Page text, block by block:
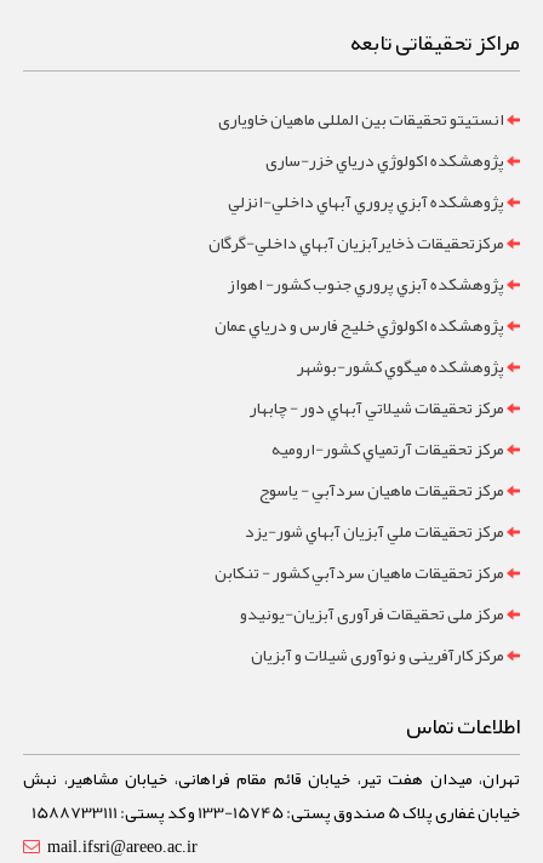
مراکز تحقیقاتی تابعه
انستیتو تحقیقات بین المللی ماهیان خاویاری
پژوهشکده اکولوژي درياي خزر-ساری
پژوهشکده آبزي پروري آبهاي داخلي-انزلي
مرکزتحقيقات ذخايرآبزيان آبهاي داخلي-گرگان
پژوهشکده آبزي پروري جنوب کشور- اهواز
پژوهشکده اکولوژي خليج فارس و درياي عمان
پژوهشکده ميگوي کشور-بوشهر
مرکز تحقيقات شيلاتي آبهاي دور - چابهار
مرکز تحقيقات آرتمياي کشور-ارومیه
مرکز تحقيقات ماهيان سردآبي - ياسوج
مرکز تحقيقات ملي آبزيان آبهاي شور-یزد
مرکز تحقيقات ماهيان سردآبي کشور - تنکابن
مرکز ملی تحقیقات فرآوری آبزیان-یونیدو
مرکز کارآفرینی و نوآوری شیلات و آبزیان
اطلاعات تماس
تهران، میدان هفت تیر، خیابان قائم مقام فراهانی، خیابان مشاهیر، نبش
خیابان غفاری پلاک 5 صندوق پستی: 15745-133 و کد پستی: 1588733111
mail.ifsri@areeo.ac.ir